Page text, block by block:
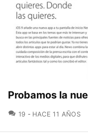
Probamos la
19 COMENTARIOS
HACE 11 AÑOS